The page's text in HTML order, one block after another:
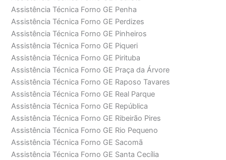
Assistência Técnica Forno GE Penha
Assistência Técnica Forno GE Perdizes
Assistência Técnica Forno GE Pinheiros
Assistência Técnica Forno GE Piqueri
Assistência Técnica Forno GE Pirituba
Assistência Técnica Forno GE Praça da Árvore
Assistência Técnica Forno GE Raposo Tavares
Assistência Técnica Forno GE Real Parque
Assistência Técnica Forno GE República
Assistência Técnica Forno GE Ribeirão Pires
Assistência Técnica Forno GE Rio Pequeno
Assistência Técnica Forno GE Sacomã
Assistência Técnica Forno GE Santa Cecília